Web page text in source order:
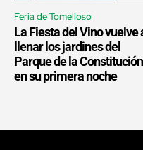
Feria de Tomelloso
La Fiesta del Vino vuelve
llenar los jardines del
Parque de la Constitución
en su primera noche